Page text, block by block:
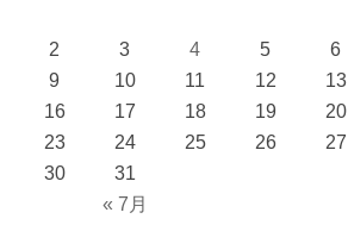
« 7月
2
3 4 5 6
9
10 11 12 13
16
17 18 19 20
23
24 25 26 27
30
31